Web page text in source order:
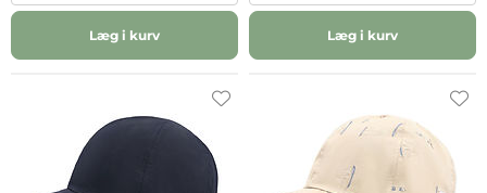
Læg i kurv Læg i kurv